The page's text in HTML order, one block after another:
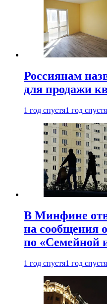
Россиянам
для продажи
1 год спустя1 год спустя
В Минфине
на сообщения
по «Семейной
1 год спустя1 год спустя